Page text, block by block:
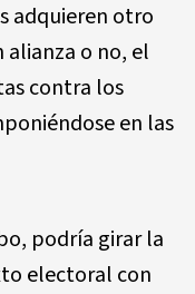
adquieren otro
o no, el
contra los
en las
podría girar la
electoral con